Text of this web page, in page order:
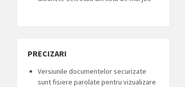
PRECIZARI
Versiunile documentelor securizate
sunt fisiere parolate pentru vizualizare